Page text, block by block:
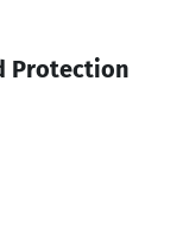
Protection